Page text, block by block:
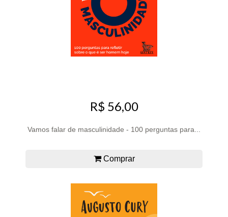
R$ 56,00
Vamos falar de masculinidade - 100 perguntas para...
Comprar